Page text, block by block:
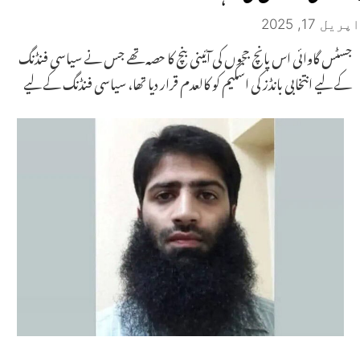
اپریل 17, 2025
جسٹس گاوائی اس پانچ ججوں کی آئینی بنچ کا حصہ تھے جس نے سیاسی فنڈنگ ​​
کے لیے انتخابی بانڈز کی اسکیم کو کالعدم قرار دیا تھا، سیاسی فنڈنگ ​​کے لیے